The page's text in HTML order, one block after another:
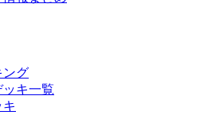
ング
ッキ一覧